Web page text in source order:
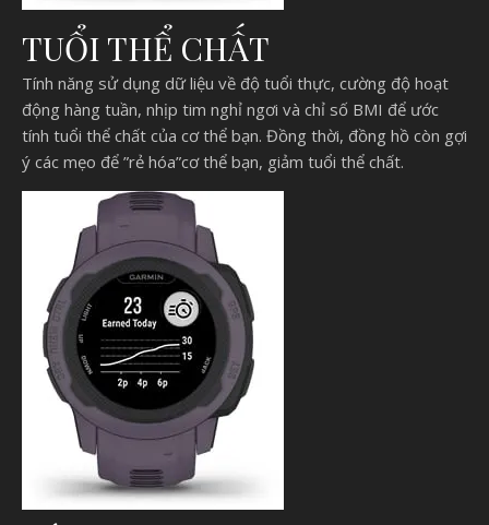
TUỔI THỂ CHẤT
Tính năng sử dụng dữ liệu về độ tuổi thực, cường độ hoạt
động hàng tuần, nhịp tim nghỉ ngơi và chỉ số BMI để ước
tính tuổi thể chất của cơ thể bạn. Đồng thời, đồng hồ còn gợi
ý các mẹo để ”rẻ hóa”cơ thể bạn, giảm tuổi thể chất.